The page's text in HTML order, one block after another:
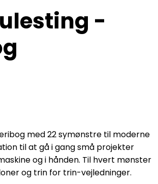
-
med 22 symønstre til moderne
til at gå i gang små projekter
og i hånden. Til hvert mønster
og trin for trin-vejledninger.